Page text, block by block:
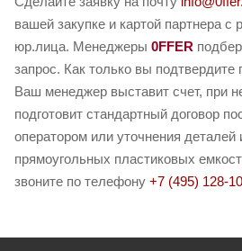
вашей закупке и картой партнера с
юр.лица. Менеджеры 0FFER
запрос. Как только вы подтвердите
Ваш менеджер выставит счет, при
подготовит стандартный договор
оператором или уточнения деталей
прямоугольных пластиковых
звоните по телефону +7 (495) 128-